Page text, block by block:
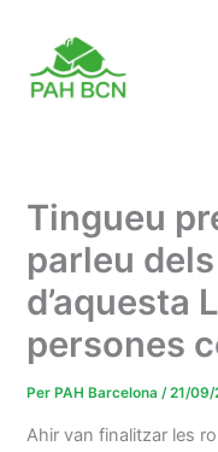
contingut
Tingueu
parleu
d’aquesta
persones
Per PAH Barcelona/21/09/
Ahir van finalitzar les